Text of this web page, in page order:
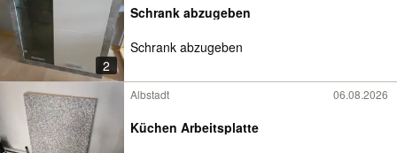
2
Schrank abzugeben
Schrank abzugeben
Albstadt 06.08.2026
Küchen Arbeitsplatte